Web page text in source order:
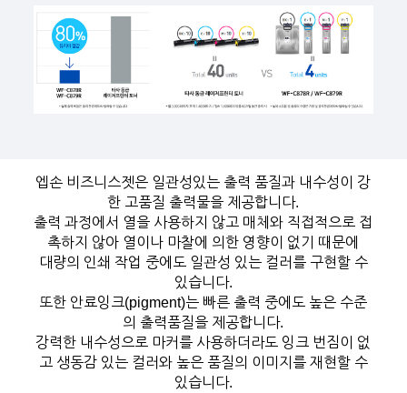
엡손 비즈니스젯은 일관성있는 출력 품질과 내수성이 강
한 고품질 출력물을 제공합니다.
출력 과정에서 열을 사용하지 않고 매체와 직접적으로 접
촉하지 않아 열이나 마찰에 의한 영향이 없기 때문에
대량의 인쇄 작업 중에도 일관성 있는 컬러를 구현할 수
있습니다.
또한 안료잉크(pigment)는 빠른 출력 중에도 높은 수준
의 출력품질을 제공합니다.
강력한 내수성으로 마커를 사용하더라도 잉크 번짐이 없
고 생동감 있는 컬러와 높은 품질의 이미지를 재현할 수
있습니다.